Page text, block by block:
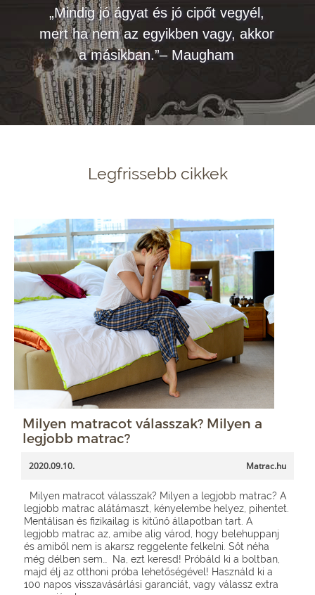
„Mindig jó ágyat és jó cipőt vegyél,
mert ha nem az egyikben vagy, akkor
a másikban.”– Maugham
Legfrissebb cikkek
Milyen matracot válasszak? Milyen a
legjobb matrac?
2020.09.10. Matrac.hu
Milyen matracot válasszak? Milyen a legjobb matrac? A
legjobb matrac alátámaszt, kényelembe helyez, pihentet.
Mentálisan és fizikailag is kitűnő állapotban tart. A
legjobb matrac az, amibe alig várod, hogy belehuppanj
és amiből nem is akarsz reggelente felkelni. Sőt néha
még délben sem… Na, ezt keresd! Próbáld ki a boltban,
majd élj az otthoni próba lehetőségével! Használd ki a
100 napos visszavásárlási garanciát, vagy válassz extra